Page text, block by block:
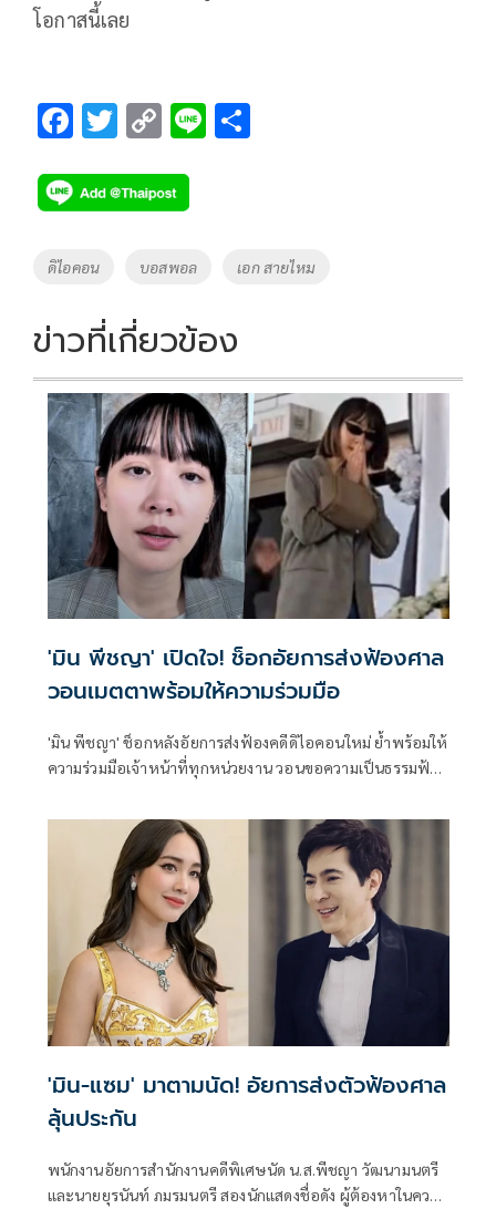
โอกาสนี้เลย
F
e
b
o
k
T
tt
er
C
p
y
Li
k
Li
Tags
ดิไอคอน บอสพอล เอก สายไหม
ข่าวที่เกี่ยวข้อง
'มิน พีชญา' เปิดใจ! ช็อกอัยการส่งฟ้องศาล
วอนเมตตาพร้อมให้ความร่วมมือ
'มิน พีชญา' ช็อกหลังอัยการส่งฟ้องคดีดิไอคอนใหม่ ย้ำพร้อมให้
ความร่วมมือเจ้าหน้าที่ทุกหน่วยงาน วอนขอความเป็นธรรมฟ้อง
'มิน-แซม' มาตามนัด! อัยการส่งตัวฟ้องศาล
ลุ้นประกัน
พนักงานอัยการสำนักงานคดีพิเศษนัด น.ส.พีชญา วัฒนามนตรี
และนายยุรนันท์ ภมรมนตรี สองนักแสดงชื่อดัง ผู้ต้องหาในความ